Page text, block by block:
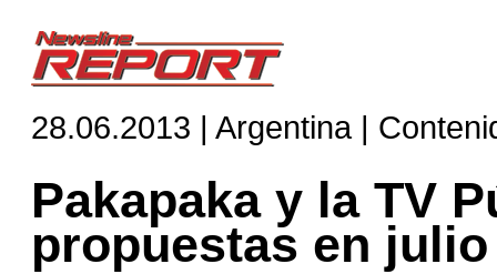
28.06.2013 | Argentina |
Pakapaka y la TV
propuestas en julio